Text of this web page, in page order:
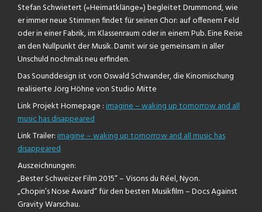
Stefan Schwietert («Heimatklänge») begleitet Drummond, wie
er immer neue Stimmen findet für seinen Chor: auf offenem Feld
oder in einer Fabrik, im Klassenraum oder in einem Pub. Eine Reise
an den Nullpunkt der Musik. Damit wir sie gemeinsam in aller
Unschuld nochmals neu erfinden.
Das Sounddesign ist von Oswald Schwander, die Kinomischung
realisierte Jörg Höhne von Studio Mitte
Link Projekt Homepage :imagine – waking up tomorrow and all
music has disappeared
Link Trailer:imagine – waking up tomorrow and all music has
disappeared
Auszeichnungen:
„Bester Schweizer Film 2015“ – Visons du Réel, Nyon.
„Chopin’s Nose Award“ für den besten Musikfilm – Docs Against
Gravity Warschau.